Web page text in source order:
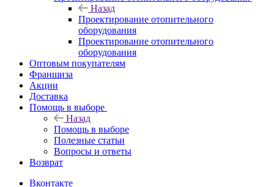
Назад
Проектирование отопительного
оборудования
Проектирование отопительного
оборудования
Оптовым покупателям
Франшиза
Акции
Доставка
Помощь в выборе
Назад
Помощь в выборе
Полезные статьи
Вопросы и ответы
Возврат
Вконтакте